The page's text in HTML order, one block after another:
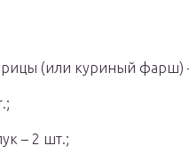
(или куриный фарш)
– 2 шт.;